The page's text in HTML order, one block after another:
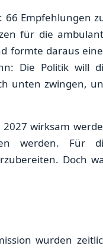
66 Empfehlungen
für die
formte daraus
Die Politik will
unten zwingen,
wirksam
werden. Für
Doch
wurden